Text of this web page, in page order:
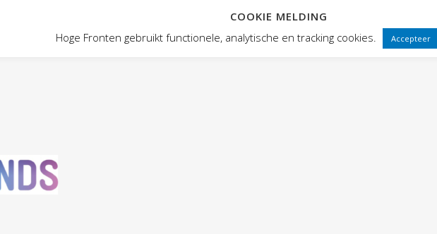
VOORSTELLINGEN PUBLIEKSWERKING
COOKIE MELDING
Hoge Fronten gebruikt functionele, analytische en tracking cookies.
Accepteer